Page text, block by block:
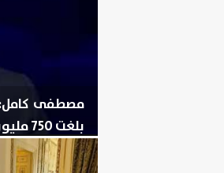
مصطفى كامل:
بلغت 750 مليون جنيه